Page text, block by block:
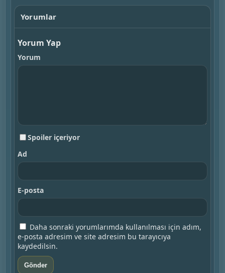
Yorumlar
Yorum Yap
Yorum
Spoiler içeriyor
Ad
E-posta
Daha sonraki yorumlarımda kullanılması için adım,
e-posta adresim ve site adresim bu tarayıcıya
kaydedilsin.